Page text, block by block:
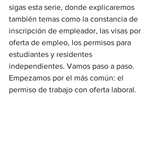
sigas esta serie, donde explicaremos
también temas como la constancia de
inscripción de empleador, las visas por
oferta de empleo, los permisos para
estudiantes y residentes
independientes. Vamos paso a paso.
Empezamos por el más común: el
permiso de trabajo con oferta laboral.